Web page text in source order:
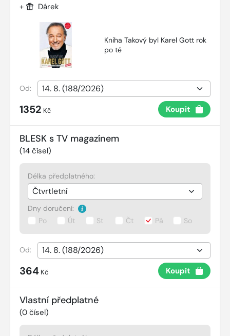
+ Dárek
Kniha Takový byl Karel Gott rok
po té
Od:
1352 Kč Koupit
BLESK s TV magazínem
(14 čísel)
Délka předplatného:
Dny doručení:
Po
Út St Čt Pá So
Od:
364 Kč Koupit
Vlastní předplatné
(0 čísel)